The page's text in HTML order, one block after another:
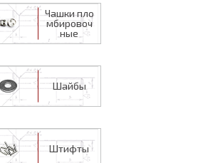
Чашки пло
мбировоч
ные
Шайбы
Штифты